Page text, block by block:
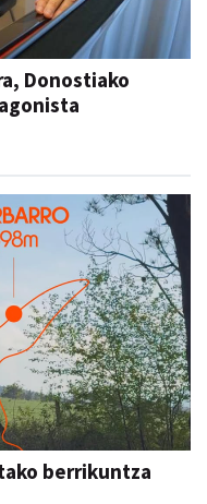
Donostiako
berrikuntza